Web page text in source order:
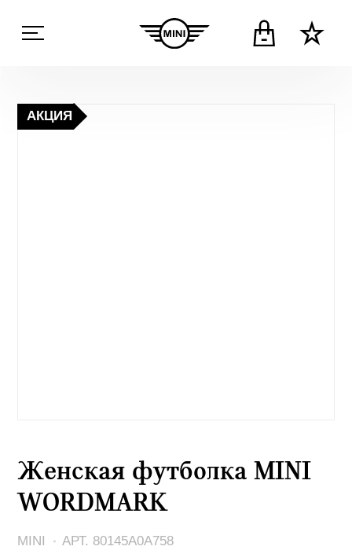
АКЦИЯ
Женская футболка MINI
WORDMARK
MINI АРТ. 80145A0A758